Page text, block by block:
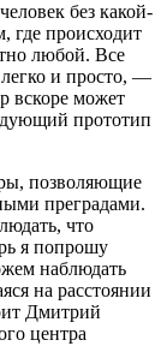
без какой-
где происходит
любой. Все
и просто, —
вскоре может
прототип
позволяющие
преградами.
что
я попрошу
наблюдать
на расстоянии
Дмитрий
центра